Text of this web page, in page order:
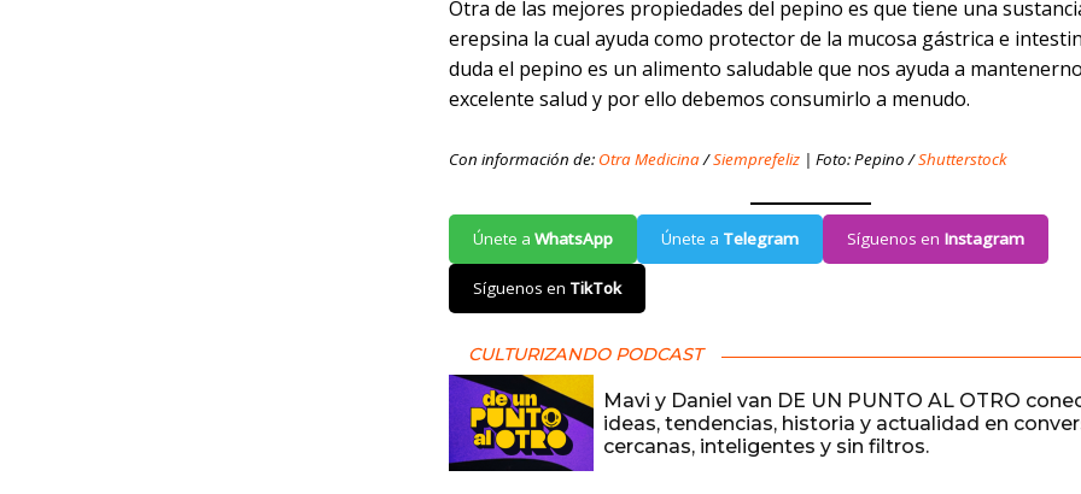
Otra de las mejores propiedades del pepino es que tiene una
erepsina la cual ayuda como protector de la mucosa gástrica e
duda el pepino es un alimento saludable que nos ayuda a
excelente salud y por ello debemos consumirlo a menudo.
Con información de: Otra Medicina/Siemprefeliz | Foto: Pepino /Shutterstock
Únete a WhatsApp Únete a Telegram Síguenos en Instagram
Síguenos en TikTok
CULTURIZANDO PODCAST
Mavi y Daniel van DE UN PUNTO AL OTRO
ideas, tendencias, historia y actualidad en
cercanas, inteligentes y sin filtros.